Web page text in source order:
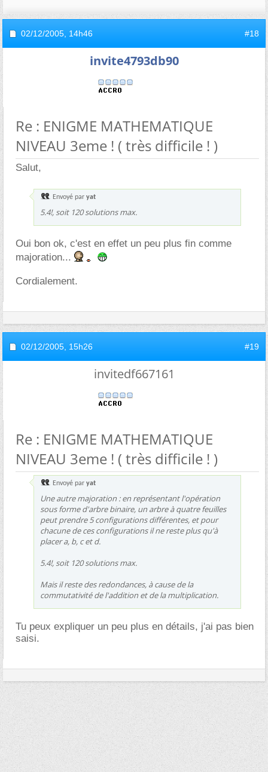
02/12/2005, 14h46 #18
invite4793db90
Re : ENIGME MATHEMATIQUE
NIVEAU 3eme ! ( très difficile ! )
Salut,
Envoyé par yat
5.4!, soit 120 solutions max.
Oui bon ok, c'est en effet un peu plus fin comme
majoration...
Cordialement.
02/12/2005, 15h26 #19
invitedf667161
Re : ENIGME MATHEMATIQUE
NIVEAU 3eme ! ( très difficile ! )
Envoyé par yat
Une autre majoration : en représentant l'opération
sous forme d'arbre binaire, un arbre à quatre feuilles
peut prendre 5 configurations différentes, et pour
chacune de ces configurations il ne reste plus qu'à
placer a, b, c et d.
5.4!, soit 120 solutions max.
Mais il reste des redondances, à cause de la
commutativité de l'addition et de la multiplication.
Tu peux expliquer un peu plus en détails, j'ai pas bien
saisi.